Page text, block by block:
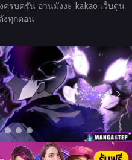
รบครัน อ่านมังงะ kakao เว็บตูน
งทุกตอน